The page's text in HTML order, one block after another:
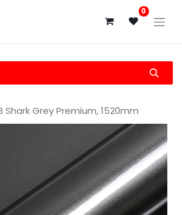
0
Shark Grey Premium, 1520mm